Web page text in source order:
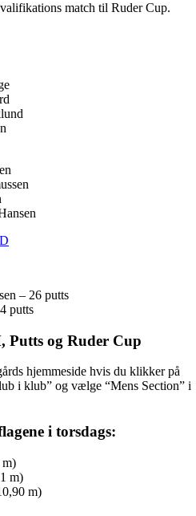
match til Ruder Cup.
– 26 putts
putts
Putts og Ruder Cup
hjemmeside hvis du klikker på
i klub” og vælge “Mens Section” i
i torsdags:
m)
m)